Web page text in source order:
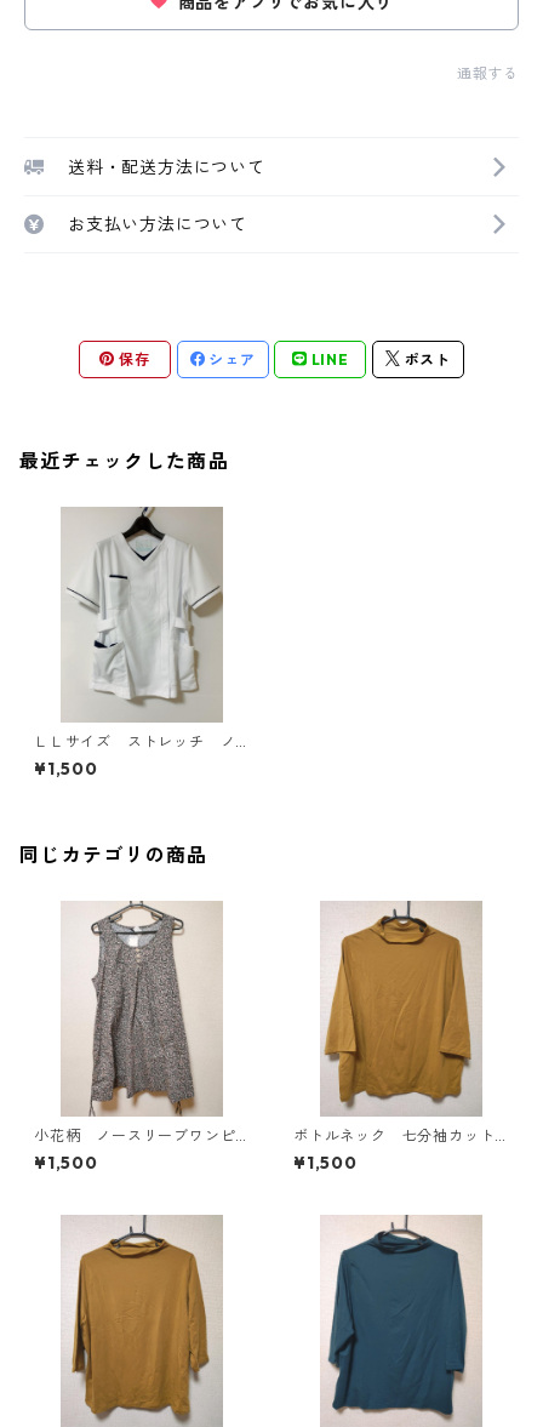
通報する
送料・配送方法について
お支払い方法について
保存 シェア LINE ポスト
最近チェックした商品
ＬＬサイズ ストレッチ ノ
ーカラー配色前開きジャケッ
ト ナースウェア ホワイ
¥1,500
同じカテゴリの商品
小花柄 ノースリーブワンピ
ース ４Ｌ ブラック KAE-
4819
¥1,500
ボトルネック 七分袖カット
ソー ４Ｌ マスタード KA
E-4818
¥1,500